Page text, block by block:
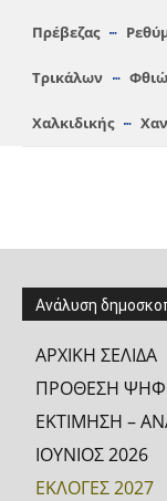
Πρέβεζας
Τρικάλων
Χαλκιδικής
Ανάλυση
ΑΡΧΙΚΗ ΣΕΛΙΔΑ
ΠΡΟΘΕΣΗ
ΕΚΤΙΜΗΣΗ –
ΙΟΥΝΙΟΣ 2026
ΕΚΛΟΓΕΣ 2027